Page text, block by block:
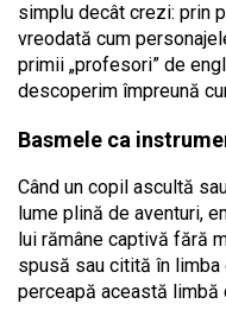
simplu decât crezi: prin
vreodată cum
primii „profesori” de
descoperim împreună
Basmele ca
Când un copil ascultă
lume plină de aventuri,
lui rămâne captivă fără
spusă sau citită în
perceapă această limbă